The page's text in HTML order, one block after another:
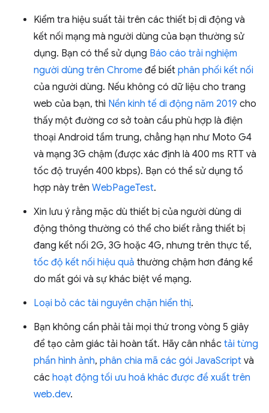
Kiểm tra hiệu suất tải trên các thiết bị di động và
kết nối mạng mà người dùng của bạn thường sử
dụng. Bạn có thể sử dụng Báo cáo trải nghiệm
người dùng trên Chrome để biết phân phối kết nối
của người dùng. Nếu không có dữ liệu cho trang
web của bạn, thì Nền kinh tế di động năm 2019 cho
thấy một đường cơ sở toàn cầu phù hợp là điện
thoại Android tầm trung, chẳng hạn như Moto G4
và mạng 3G chậm (được xác định là 400 ms RTT và
tốc độ truyền 400 kbps). Bạn có thể sử dụng tổ
hợp này trên WebPageTest.
Xin lưu ý rằng mặc dù thiết bị của người dùng di
động thông thường có thể cho biết rằng thiết bị
đang kết nối 2G, 3G hoặc 4G, nhưng trên thực tế,
tốc độ kết nối hiệu quả thường chậm hơn đáng kể
do mất gói và sự khác biệt về mạng.
Loại bỏ các tài nguyên chặn hiển thị.
Bạn không cần phải tải mọi thứ trong vòng 5 giây
để tạo cảm giác tải hoàn tất. Hãy cân nhắc tải từng
phần hình ảnh, phân chia mã các gói JavaScript và
các hoạt động tối ưu hoá khác được đề xuất trên
web.dev.